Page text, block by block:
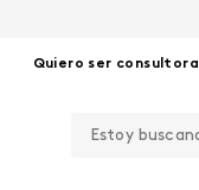
Quiero ser consultora